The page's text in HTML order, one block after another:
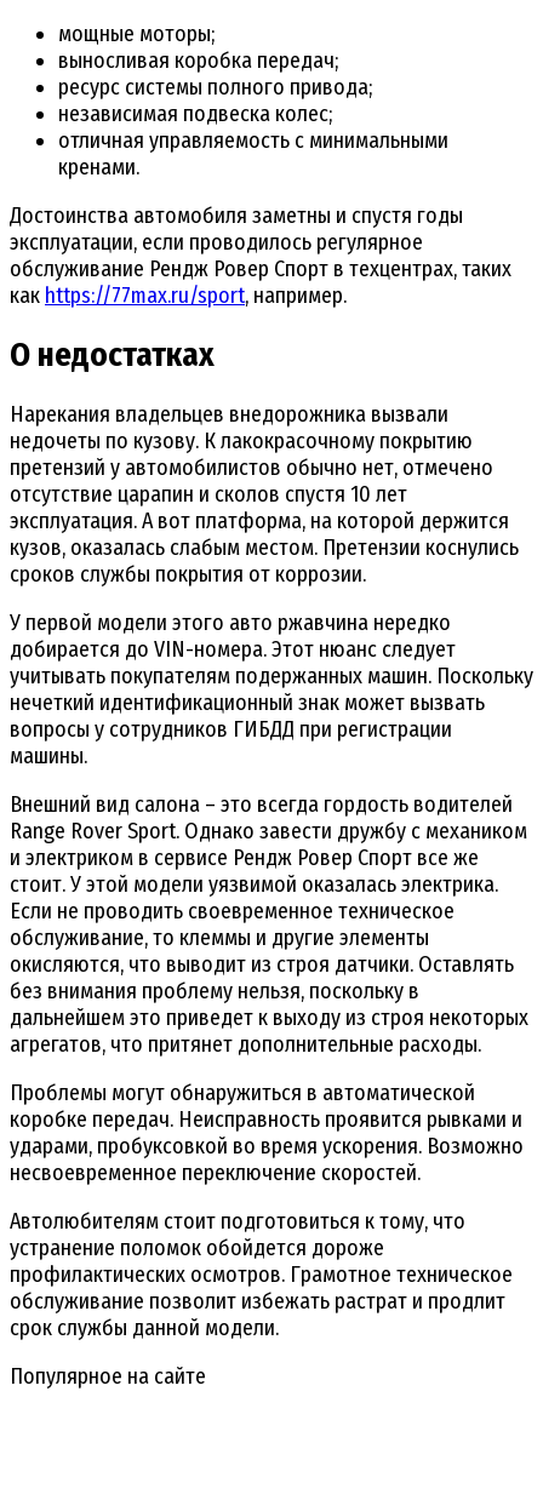
мощные моторы;
выносливая коробка передач;
ресурс системы полного привода;
независимая подвеска колес;
отличная управляемость с минимальными
кренами.
Достоинства автомобиля заметны и спустя годы
эксплуатации, если проводилось регулярное
обслуживание Рендж Ровер Спорт в техцентрах, таких
как https://77max.ru/sport, например.
О недостатках
Нарекания владельцев внедорожника вызвали
недочеты по кузову. К лакокрасочному покрытию
претензий у автомобилистов обычно нет, отмечено
отсутствие царапин и сколов спустя 10 лет
эксплуатация. А вот платформа, на которой держится
кузов, оказалась слабым местом. Претензии коснулись
сроков службы покрытия от коррозии.
У первой модели этого авто ржавчина нередко
добирается до VIN-номера. Этот нюанс следует
учитывать покупателям подержанных машин. Поскольку
нечеткий идентификационный знак может вызвать
вопросы у сотрудников ГИБДД при регистрации
машины.
Внешний вид салона – это всегда гордость водителей
Range Rover Sport. Однако завести дружбу с механиком
и электриком в сервисе Рендж Ровер Спорт все же
стоит. У этой модели уязвимой оказалась электрика.
Если не проводить своевременное техническое
обслуживание, то клеммы и другие элементы
окисляются, что выводит из строя датчики. Оставлять
без внимания проблему нельзя, поскольку в
дальнейшем это приведет к выходу из строя некоторых
агрегатов, что притянет дополнительные расходы.
Проблемы могут обнаружиться в автоматической
коробке передач. Неисправность проявится рывками и
ударами, пробуксовкой во время ускорения. Возможно
несвоевременное переключение скоростей.
Автолюбителям стоит подготовиться к тому, что
устранение поломок обойдется дороже
профилактических осмотров. Грамотное техническое
обслуживание позволит избежать растрат и продлит
срок службы данной модели.
Популярное на сайте